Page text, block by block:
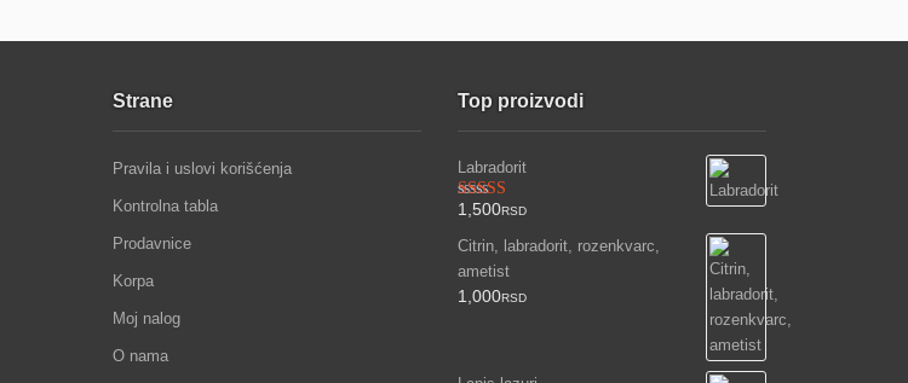
Strane
Pravila i uslovi korišćenja
Kontrolna tabla
Prodavnice
Korpa
Moj nalog
O nama
Top proizvodi
Labradorit
Ocenjeno
od 5
1,500RSD
Citrin, labradorit, rozenkvarc,
ametist
1,000RSD